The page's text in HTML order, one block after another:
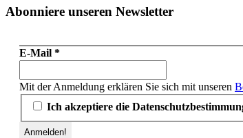
Abonniere unseren Newsletter
E-Mail *
Mit der Anmeldung erklären Sie sich mit unseren
Ich akzeptiere die